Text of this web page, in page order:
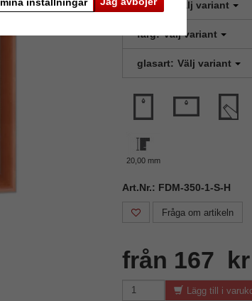
format: Välj variant
färg: Välj variant
glasart: Välj variant
20,00 mm
Art.Nr.: FDM-350-1-S-H
Fråga om artikeln
från 167 kr
Lägg till i